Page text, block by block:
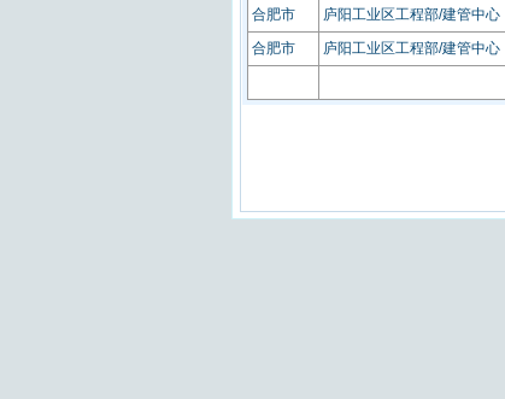
合肥市
庐阳工业区工程部/建管中心
合肥市
庐阳工业区工程部/建管中心